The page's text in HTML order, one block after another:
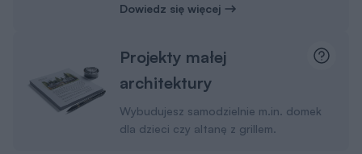
Dowiedz się więcej
Projekty małej
architektury
Wybudujesz samodzielnie m.in. domek
dla dzieci czy altanę z grillem.